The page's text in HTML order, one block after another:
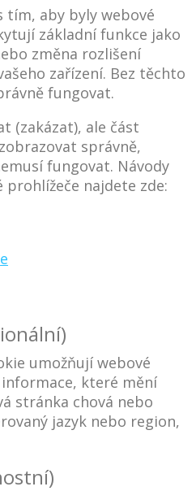
tím, aby byly webové
základní funkce jako
změna rozlišení
zařízení. Bez těchto
fungovat.
(zakázat), ale část
správně,
fungovat. Návody
najdete zde:
umožňují webové
které mění
stránka chová nebo
jazyk nebo region,